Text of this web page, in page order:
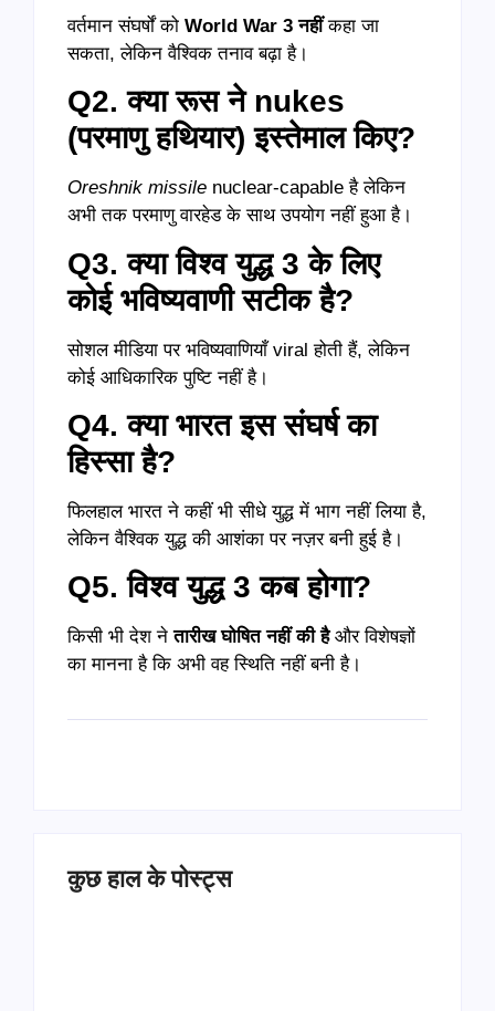
वर्तमान संघर्षों को World War 3 नहींकहा जा
सकता, लेकिन वैश्विक तनाव बढ़ा है।
Q2. क्या रूस ने nukes
(परमाणु हथियार) इस्तेमाल किए?
Oreshnik missile nuclear-capable है लेकिन
अभी तक परमाणु वारहेड के साथ उपयोग नहीं हुआ है।
Q3. क्या विश्व युद्ध 3 के लिए
कोई भविष्यवाणी सटीक है?
सोशल मीडिया पर भविष्यवाणियाँ viral होती हैं, लेकिन
कोई आधिकारिक पुष्टि नहीं है।
Q4. क्या भारत इस संघर्ष का
हिस्सा है?
फिलहाल भारत ने कहीं भी सीधे युद्ध में भाग नहीं लिया है,
लेकिन वैश्विक युद्ध की आशंका पर नज़र बनी हुई है।
Q5. विश्व युद्ध 3 कब होगा?
किसी भी देश नेतारीख घोषित नहीं की हैऔर विशेषज्ञों
का मानना है कि अभी वह स्थिति नहीं बनी है।
कुछ हाल के पोस्ट्स